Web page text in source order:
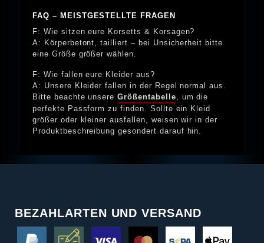
FAQ – MEISTGESTELLTE FRAGEN
F: Wie sitzen eure Korsetts & Korsagen?
A: Körperbetont, tailliert – bei Unsicherheit bitte
eine Größe größer wählen.
F: Wie fallen eure Kleider aus?
A: Unsere Kleider fallen in der Regel normal aus.
Bitte beachte unsereGrößentabelle , um die
perfekte Passform zu finden. Sollte ein Kleid
größer oder kleiner ausfallen, weisen wir in der
Produktbeschreibung gesondert darauf hin.
BEZAHLARTEN UND VERSAND